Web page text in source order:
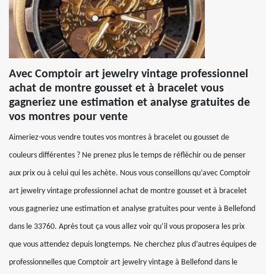
Avec Comptoir art jewelry vintage professionnel
achat de montre gousset et à bracelet vous
gagneriez une estimation et analyse gratuites de
vos montres pour vente
Aimeriez-vous vendre toutes vos montres à bracelet ou gousset de
couleurs différentes ? Ne prenez plus le temps de réfléchir ou de penser
aux prix ou à celui qui les achète. Nous vous conseillons qu’avec Comptoir
art jewelry vintage professionnel achat de montre gousset et à bracelet
vous gagneriez une estimation et analyse gratuites pour vente à Bellefond
dans le 33760. Après tout ça vous allez voir qu’il vous proposera les prix
que vous attendez depuis longtemps. Ne cherchez plus d’autres équipes de
professionnelles que Comptoir art jewelry vintage à Bellefond dans le